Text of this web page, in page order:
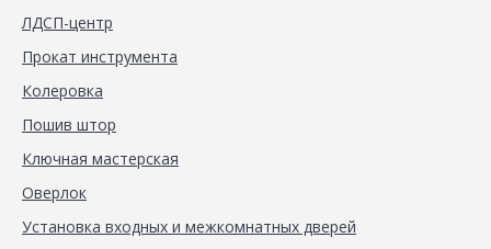
ЛДСП-центр
Прокат инструмента
Колеровка
Пошив штор
Ключная мастерская
Оверлок
Установка входных и межкомнатных дверей